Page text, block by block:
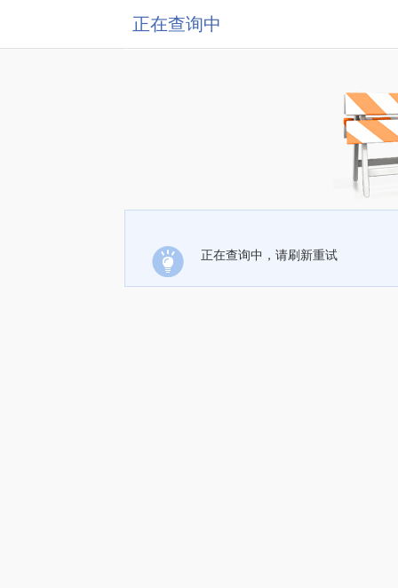
正在查询中
正在查询中，请刷新重试